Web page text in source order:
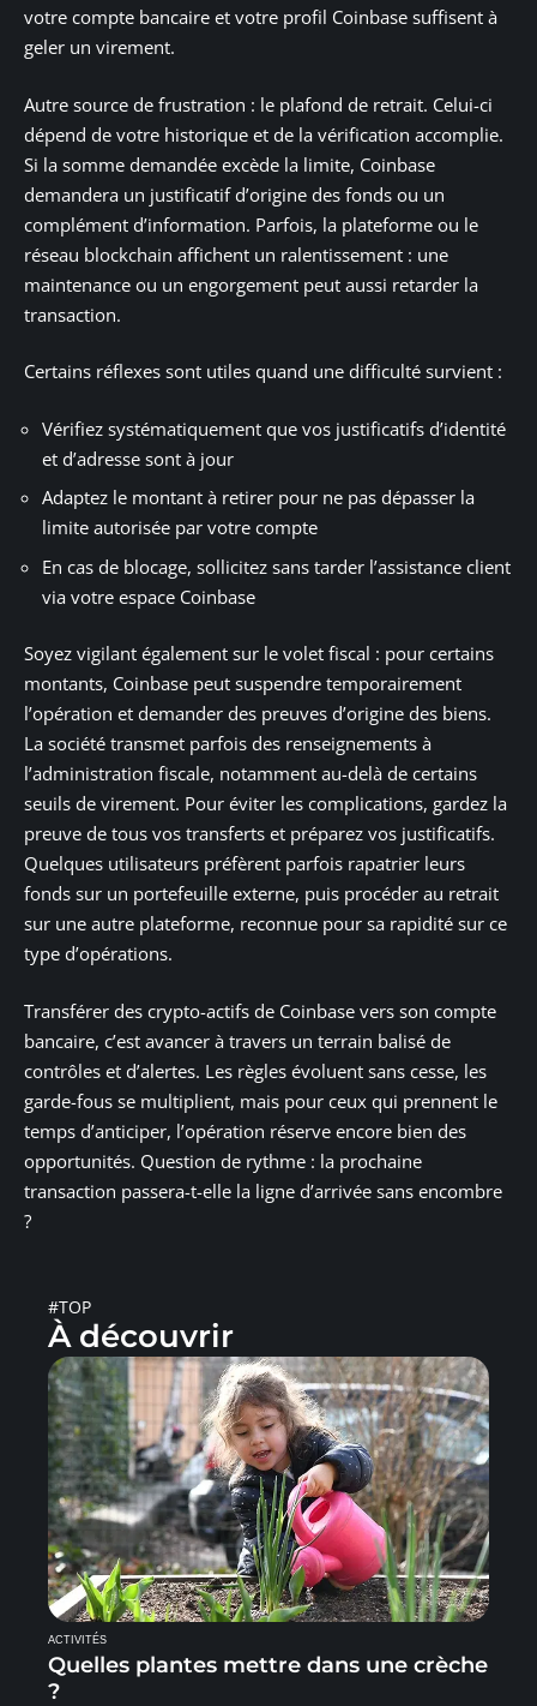
votre compte bancaire et votre profil Coinbase suffisent à
geler un virement.
Autre source de frustration : le plafond de retrait. Celui-ci
dépend de votre historique et de la vérification accomplie.
Si la somme demandée excède la limite, Coinbase
demandera un justificatif d’origine des fonds ou un
complément d’information. Parfois, la plateforme ou le
réseau blockchain affichent un ralentissement : une
maintenance ou un engorgement peut aussi retarder la
transaction.
Certains réflexes sont utiles quand une difficulté survient :
Vérifiez systématiquement que vos justificatifs d’identité
et d’adresse sont à jour
Adaptez le montant à retirer pour ne pas dépasser la
limite autorisée par votre compte
En cas de blocage, sollicitez sans tarder l’assistance client
via votre espace Coinbase
Soyez vigilant également sur le volet fiscal : pour certains
montants, Coinbase peut suspendre temporairement
l’opération et demander des preuves d’origine des biens.
La société transmet parfois des renseignements à
l’administration fiscale, notamment au-delà de certains
seuils de virement. Pour éviter les complications, gardez la
preuve de tous vos transferts et préparez vos justificatifs.
Quelques utilisateurs préfèrent parfois rapatrier leurs
fonds sur un portefeuille externe, puis procéder au retrait
sur une autre plateforme, reconnue pour sa rapidité sur ce
type d’opérations.
Transférer des crypto-actifs de Coinbase vers son compte
bancaire, c’est avancer à travers un terrain balisé de
contrôles et d’alertes. Les règles évoluent sans cesse, les
garde-fous se multiplient, mais pour ceux qui prennent le
temps d’anticiper, l’opération réserve encore bien des
opportunités. Question de rythme : la prochaine
transaction passera-t-elle la ligne d’arrivée sans encombre
?
#TOP
À découvrir
ACTIVITÉS
Quelles plantes mettre dans une crèche
?